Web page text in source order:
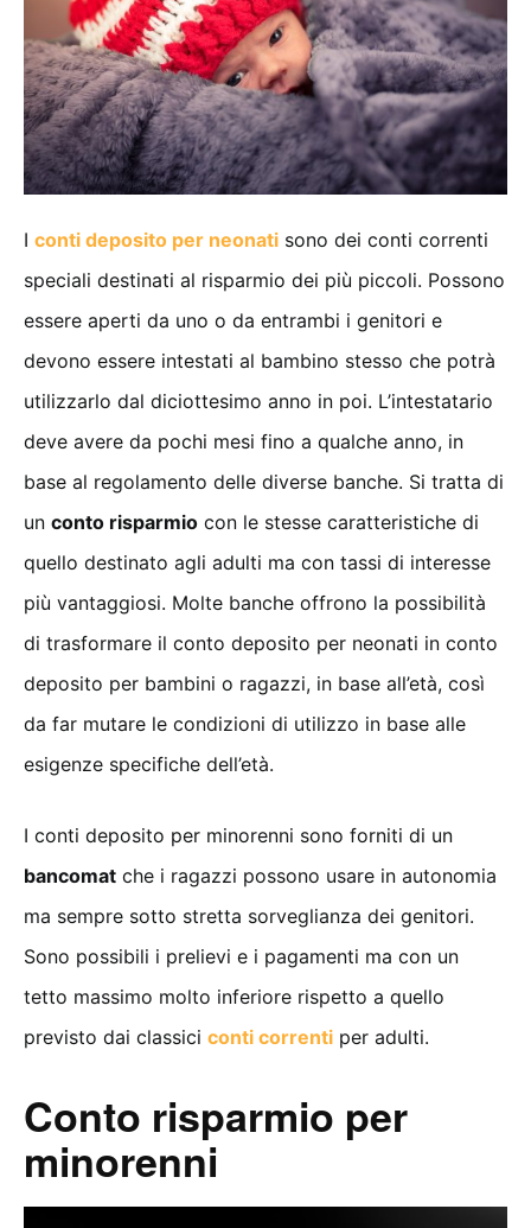
I conti deposito per neonati sono dei conti correnti
speciali destinati al risparmio dei più piccoli. Possono
essere aperti da uno o da entrambi i genitori e
devono essere intestati al bambino stesso che potrà
utilizzarlo dal diciottesimo anno in poi. L’intestatario
deve avere da pochi mesi fino a qualche anno, in
base al regolamento delle diverse banche. Si tratta di
un conto risparmio con le stesse caratteristiche di
quello destinato agli adulti ma con tassi di interesse
più vantaggiosi. Molte banche offrono la possibilità
di trasformare il conto deposito per neonati in conto
deposito per bambini o ragazzi, in base all’età, così
da far mutare le condizioni di utilizzo in base alle
esigenze specifiche dell’età.
I conti deposito per minorenni sono forniti di un
bancomat che i ragazzi possono usare in autonomia
ma sempre sotto stretta sorveglianza dei genitori.
Sono possibili i prelievi e i pagamenti ma con un
tetto massimo molto inferiore rispetto a quello
previsto dai classici conti correnti per adulti.
Conto risparmio per
minorenni